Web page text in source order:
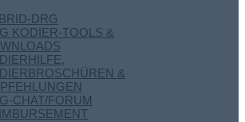
DRG
KODIER-TOOLS &
&
CHAT/FORUM